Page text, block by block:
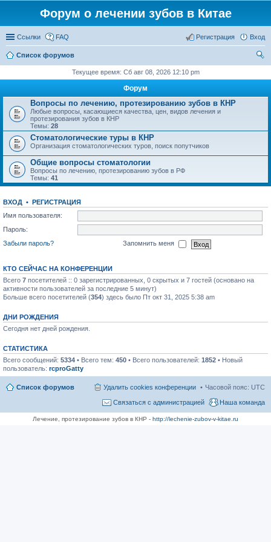
Форум о лечении зубов в Китае
Ссылки FAQ Вход
Регистрация
Список форумов
Текущее время: Сб авг 08, 2026 12:10 pm
Форум
Вопросы по лечению, протезированию зубов в КНР
Любые вопросы, касающиеся качества, цен, видов лечения и
протезирования зубов в КНР
Темы: 28
Стоматологические туры в КНР
Организация стоматологических туров, поиск попутчиков
Общие вопросы стоматологии
Вопросы по лечению, протезированию зубов в РФ
Темы: 41
ВХОД • РЕГИСТРАЦИЯ
Имя пользователя:
Пароль:
Забыли пароль?
Запомнить меня
КТО СЕЙЧАС НА КОНФЕРЕНЦИИ
Всего 7 посетителей :: 0 зарегистрированных, 0 скрытых и 7 гостей (основано на
активности пользователей за последние 5 минут)
Больше всего посетителей (354) здесь было Пт окт 31, 2025 5:38 am
ДНИ РОЖДЕНИЯ
Сегодня нет дней рождения.
СТАТИСТИКА
Всего сообщений: 5334 • Всего тем: 450 • Всего пользователей: 1852 • Новый
пользователь: rcproGatty
Список форумов Часовой пояс: UTC
Удалить cookies конференции
Наша команда
Связаться с администрацией
Лечение, протезирование зубов в КНР - http://lechenie-zubov-v-kitae.ru